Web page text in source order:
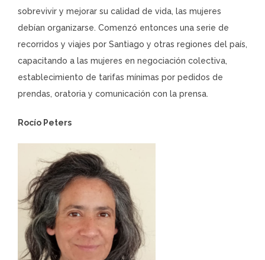
sobrevivir y mejorar su calidad de vida, las mujeres
debían organizarse. Comenzó entonces una serie de
recorridos y viajes por Santiago y otras regiones del país,
capacitando a las mujeres en negociación colectiva,
establecimiento de tarifas mínimas por pedidos de
prendas, oratoria y comunicación con la prensa.
Rocío Peters